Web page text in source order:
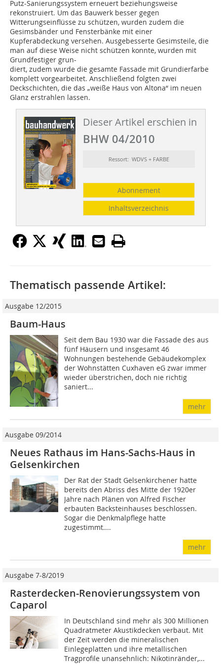
Putz-Sanierungssystem erneuert beziehungsweise
rekonstruiert. Um das Bauwerk besser gegen
Witterungseinflüsse zu schützen, wurden zudem die
Gesimsbänder und Fensterbänke mit einer
Kupferabdeckung versehen. Ausgebesserte Gesimsteile, die
man auf diese Weise nicht schützen konnte, wurden mit
Grundfestiger grun-
diert, zudem wurde die gesamte Fassade mit Grundierfarbe
komplett vorgearbeitet. Anschließend folgten zwei
Deckschichten, die das „weiße Haus von Altona“ im neuen
Glanz erstrahlen lassen.
Dieser Artikel erschien in
BHW 04/2010
Ressort: WDVS + FARBE
Abonnement
Inhaltsverzeichnis
Thematisch passende Artikel:
Ausgabe 12/2015
Baum-Haus
Seit dem Bau 1930 war die Fassade des aus
fünf Häusern und insgesamt 46
Wohnungen bestehende Gebäudekomplex
der Wohnstätten Cuxhaven eG zwar immer
wieder überstrichen, doch nie richtig
saniert...
mehr
Ausgabe 09/2014
Neues Rathaus im Hans-Sachs-Haus in
Gelsenkirchen
Der Rat der Stadt Gelsenkirchener hatte
bereits den Abriss des Mitte der 1920er
Jahre nach Plänen von Alfred Fischer
erbauten Backsteinhauses beschlossen.
Sogar die Denkmalpflege hatte
zugestimmt....
mehr
Ausgabe 7-8/2019
Rasterdecken-Renovierungssystem von
Caparol
In Deutschland sind mehr als 300 Millionen
Quadratmeter Akustikdecken verbaut. Mit
der Zeit werden die mineralischen
Einlegeplatten und ihre metallischen
Tragprofile unansehnlich: Nikotinränder,...